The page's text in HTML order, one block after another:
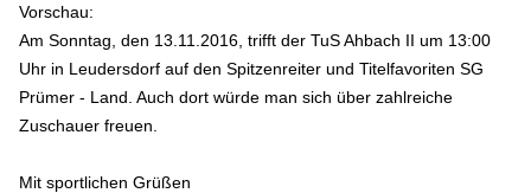
Vorschau:
Am Sonntag, den 13.11.2016, trifft der TuS Ahbach II um 13:00
Uhr in Leudersdorf auf den Spitzenreiter und Titelfavoriten SG
Prümer - Land. Auch dort würde man sich über zahlreiche
Zuschauer freuen.
Mit sportlichen Grüßen